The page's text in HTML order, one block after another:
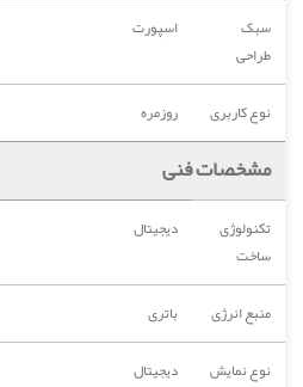
سبک
طراحی
اسپورت
نوع کاربری روزمره
مشخصات فنی
تکنولوژی
ساخت
دیجیتال
منبع انرژی
باتری
نوع نمایش
دیجیتال